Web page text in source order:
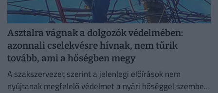
Asztalra vágnak a dolgozók védelmében:
azonnali cselekvésre hívnak, nem tűrik
tovább, ami a hőségben megy
A szakszervezet szerint a jelenlegi előírások nem
nyújtanak megfelelő védelmet a nyári hőséggel szemben,